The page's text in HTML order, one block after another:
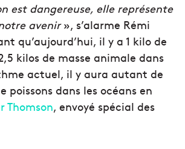
est dangereuse, elle représente
avenir», s’alarme Rémi
qu’aujourd’hui, il y a 1 kilo de
kilos de masse animale dans
actuel, il y aura autant de
poissons dans les océans en
Thomson, envoyé spécial des